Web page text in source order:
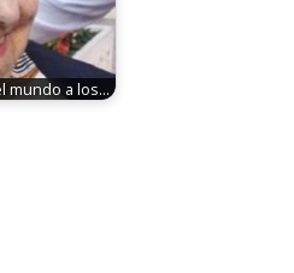
mundo a los…